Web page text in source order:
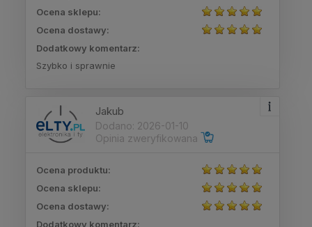
Ocena sklepu:
Ocena dostawy:
Dodatkowy komentarz:
Szybko i sprawnie
Jakub
Dodano: 2026-01-10
Opinia zweryfikowana
Ocena produktu:
Ocena sklepu:
Ocena dostawy:
Dodatkowy komentarz: